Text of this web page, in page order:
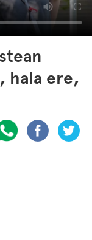
hala ere,